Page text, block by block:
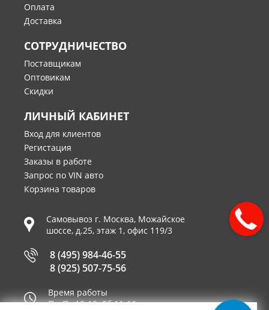
Оплата
Доставка
СОТРУДНИЧЕСТВО
Поставщикам
Оптовикам
Скидки
ЛИЧНЫЙ КАБИНЕТ
Вход для клиентов
Регистация
Заказы в работе
Запрос по VIN авто
Корзина товаров
Самовывоз г. Москва, Можайское
шоссе, д.25, этаж 1, офис 119/3
8 (495) 984-46-55
8 (925) 507-75-56
Время работы
Пн-Пт 10-19, Сб 11-16